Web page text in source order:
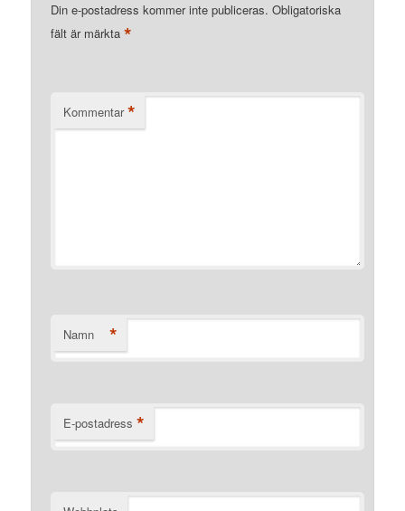
Din e-postadress kommer inte publiceras. Obligatoriska
fält är märkta*
Kommentar *
Namn *
E-postadress *